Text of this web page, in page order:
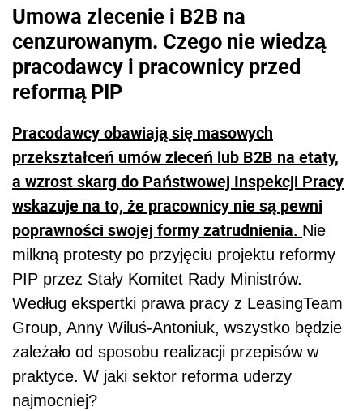
Umowa zlecenie i B2B na
cenzurowanym. Czego nie wiedzą
pracodawcy i pracownicy przed
reformą PIP
Pracodawcy obawiają się masowych
przekształceń umów zleceń lub B2B na etaty,
a wzrost skarg do Państwowej Inspekcji Pracy
wskazuje na to, że pracownicy nie są pewni
poprawności swojej formy zatrudnienia. Nie
milkną protesty po przyjęciu projektu reformy
PIP przez Stały Komitet Rady Ministrów.
Według ekspertki prawa pracy z LeasingTeam
Group, Anny Wiluś-Antoniuk, wszystko będzie
zależało od sposobu realizacji przepisów w
praktyce. W jaki sektor reforma uderzy
najmocniej?